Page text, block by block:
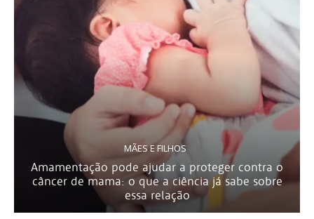
MÃES E FILHOS
Amamentação pode ajudar a proteger contra o
câncer de mama: o que a ciência já sabe sobre
essa relação